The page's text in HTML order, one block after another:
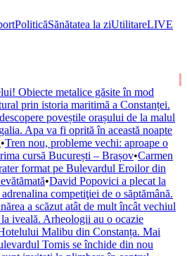
PoliticăSănătatea la ziUtilitareLIVE
Obiecte metalice găsite în mod
prin istoria maritimă a Constanței.
poveștile orașului de la malul
Apa va fi oprită în această noapte
•Tren nou, probleme vechi: aproape o
cursă București – Brașov•Carmen
format pe Bulevardul Eroilor din
•David Popovici a plecat la
competiţiei de o săptămână.
a scăzut atât de mult încât vechiul
iveală. Arheologii au o ocazie
Malibu din Constanța. Mai
Tomis se închide din nou